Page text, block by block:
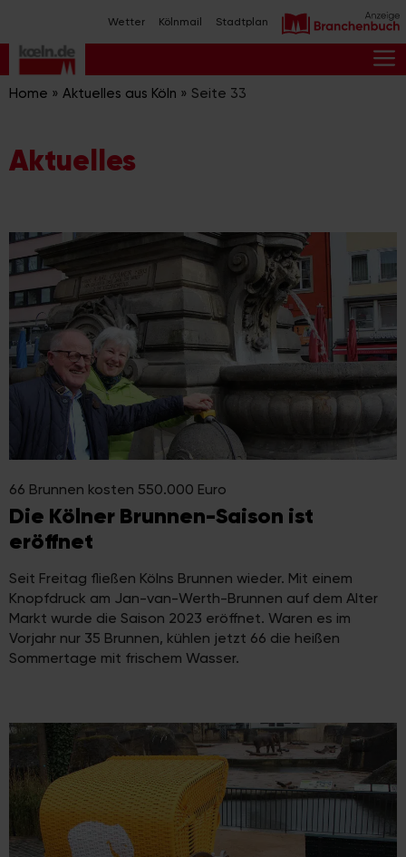
Inhalt
springen
Wetter Kölnmail Stadtplan
Home » Aktuelles aus Köln » Seite 33
Aktuelles
66 Brunnen kosten 550.000 Euro
Die Kölner Brunnen-Saison ist
eröffnet
Seit Freitag fließen Kölns Brunnen wieder. Mit einem
Knopfdruck am Jan-van-Werth-Brunnen auf dem Alter
Markt wurde die Saison 2023 eröffnet. Waren es im
Vorjahr nur 35 Brunnen, kühlen jetzt 66 die heißen
Sommertage mit frischem Wasser.